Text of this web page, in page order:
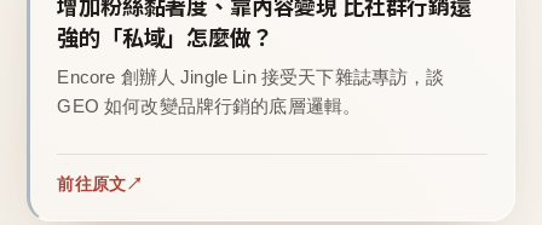
強的「私域」怎麼做？
Encore 創辦人 Jingle Lin 接受天下雜誌專訪，談
GEO 如何改變品牌行銷的底層邏輯。
前往原文